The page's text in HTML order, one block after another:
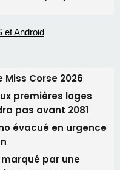
du tournoi du
du
Exupery